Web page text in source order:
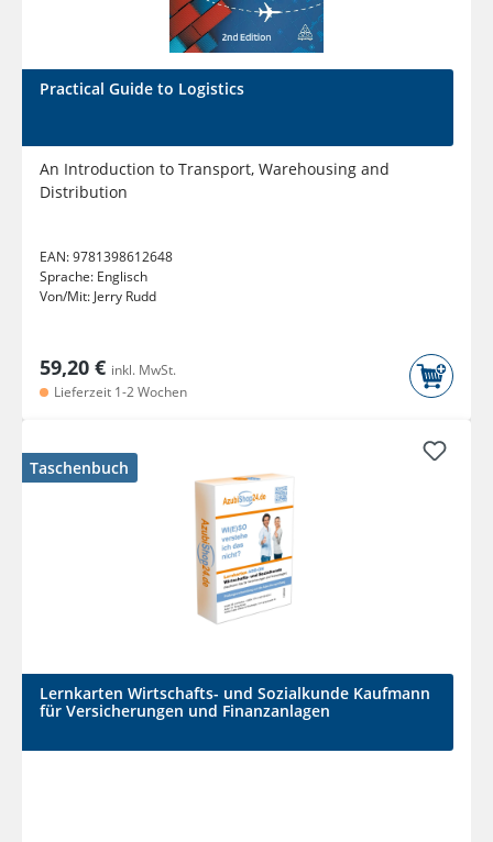
Practical Guide to Logistics
An Introduction to Transport, Warehousing and
Distribution
EAN:9781398612648
Sprache: Englisch
Von/Mit: Jerry Rudd
59,20 € inkl. MwSt.
Lieferzeit 1-2 Wochen
Taschenbuch
Lernkarten Wirtschafts- und Sozialkunde Kaufmann
für Versicherungen und Finanzanlagen